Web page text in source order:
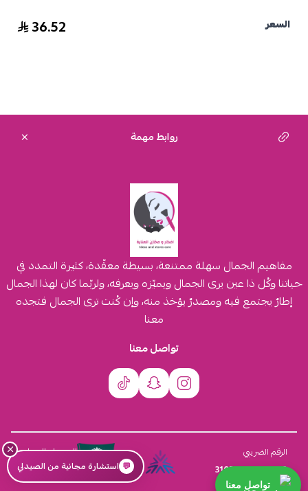
السعر 36.52
روابط مهمة
مفاهيم الجمال سهلة ممتنعة، بسيطة معقّدة، كثيرة التمدد في
حياتنا وكُل ذا عين يرى الجمال ويميّزه ويعرفه، ولربّما كان لهذا الجمال
إطارٌ يجتمع فيه ومصدرٌ يؤخذ منه، وإن كُنت ترى الجمال فتجده
معنا
تواصل معنا
الرقم الضريبي
310555259800003
السجل التجاري
4030431116
×
💬 استشارة مجانية من الصيدلي
تواصل معنا